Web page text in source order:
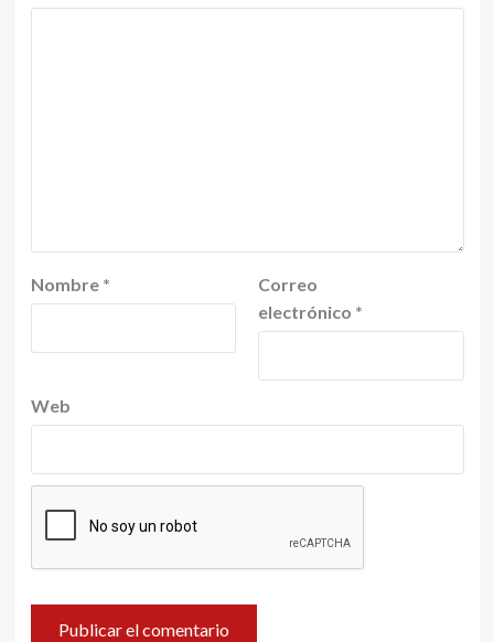
Nombre *
Correo
electrónico *
Web